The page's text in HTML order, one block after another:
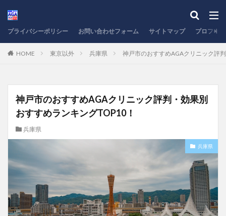
プライバシーポリシー お問い合わせフォーム サイトマップ プロフィ
HOME 東京以外 兵庫県 神戸市のおすすめAGAクリニック評
神戸市のおすすめAGAクリニック評判・効果別
おすすめランキングTOP10！
兵庫県
兵庫県